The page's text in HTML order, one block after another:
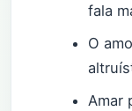
fala
O
Amar